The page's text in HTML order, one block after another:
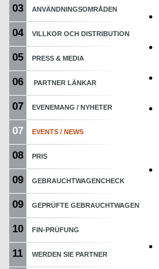
03 ANVÄNDNINGSOMRÅDEN
04 VILLKOR OCH DISTRIBUTION
05 PRESS & MEDIA
06 PARTNER LÄNKAR
07 EVENEMANG / NYHETER
07 EVENTS / NEWS
08 PRIS
09 GEBRAUCHTWAGENCHECK
09 GEPRÜFTE GEBRAUCHTWAGEN
10 FIN-PRÜFUNG
11 WERDEN SIE PARTNER